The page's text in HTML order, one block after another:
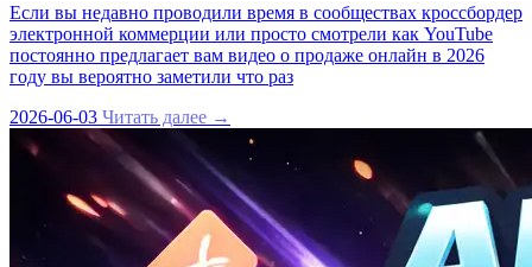
Если вы недавно проводили время в сообществах кроссбордер
электронной коммерции или просто смотрели как YouTube
постоянно предлагает вам видео о продаже онлайн в 2026
году вы вероятно заметили что раз
2026-06-03 Читать далее →